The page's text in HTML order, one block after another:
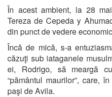
În acest ambient, la 28
Tereza de Cepeda y
din punct de vedere
Încă de mică, s-a
căzuţi sub iataganele
ei, Rodrigo, să meargă
“pământul maurilor”, care,
paşi de Avila.